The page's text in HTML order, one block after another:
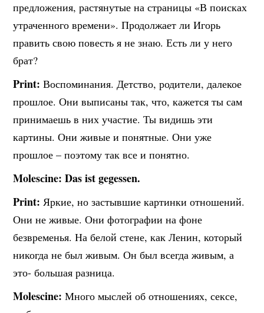
предложения, растянутые на страницы «В поисках
утраченного времени». Продолжает ли Игорь
править свою повесть я не знаю. Есть ли у него
брат?
Print: Воспоминания. Детство, родители, далекое
прошлое. Они выписаны так, что, кажется ты сам
принимаешь в них участие. Ты видишь эти
картины. Они живые и понятные. Они уже
прошлое – поэтому так все и понятно.
Molesсine: Das ist gegessen.
Print: Яркие, но застывшие картинки отношений.
Они не живые. Они фотографии на фоне
безвременья. На белой стене, как Ленин, который
никогда не был живым. Он был всегда живым, а
это- большая разница.
Molescine: Много мыслей об отношениях, сексе,